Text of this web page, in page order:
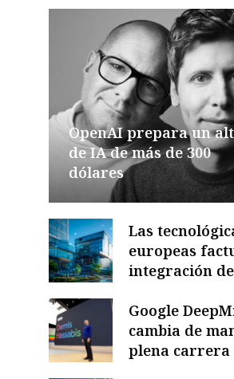
OpenAI prepara un
de IA de más de 300
dólares
Las
europeas
integración
Google
cambia de
plena carrera